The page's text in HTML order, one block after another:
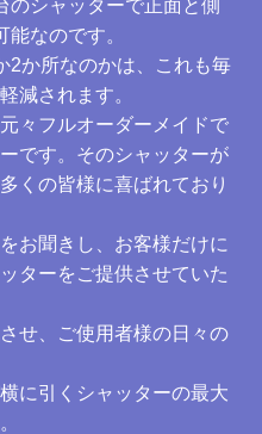
のシャッターで正面と側
なのです。
2か所なのかは、これも毎
減されます。
々フルオーダーメイドで
です。そのシャッターが
くの皆様に喜ばれており
お聞きし、お客様だけに
ターをご提供させていた
せ、ご使用者様の日々の
に引くシャッターの最大